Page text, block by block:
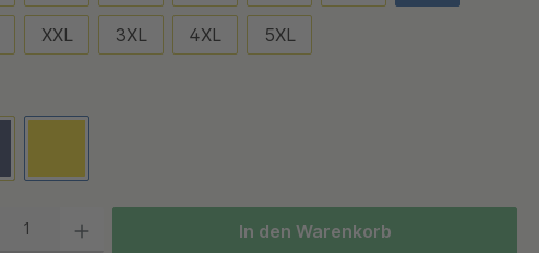
XXL 3XL 4XL 5XL
In den Warenkorb